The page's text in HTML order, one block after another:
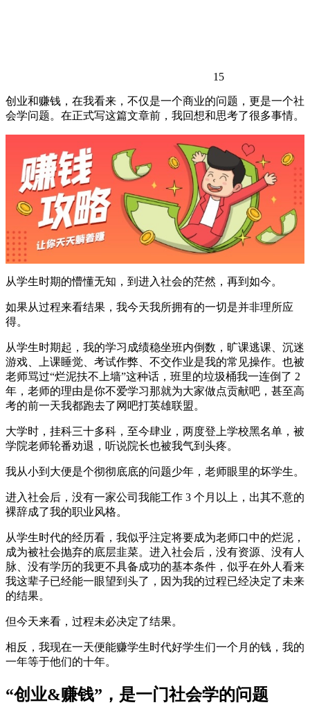
15
创业和赚钱，在我看来，不仅是一个商业的问题，更是一个社
会学问题。在正式写这篇文章前，我回想和思考了很多事情。
从学生时期的懵懂无知，到进入社会的茫然，再到如今。
如果从过程来看结果，我今天我所拥有的一切是并非理所应
得。
从学生时期起，我的学习成绩稳坐班内倒数，旷课逃课、沉迷
游戏、上课睡觉、考试作弊、不交作业是我的常见操作。也被
老师骂过“烂泥扶不上墙”这种话，班里的垃圾桶我一连倒了 2
年，老师的理由是你不爱学习那就为大家做点贡献吧，甚至高
考的前一天我都跑去了网吧打英雄联盟。
大学时，挂科三十多科，至今肆业，两度登上学校黑名单，被
学院老师轮番劝退，听说院长也被我气到头疼。
我从小到大便是个彻彻底底的问题少年，老师眼里的坏学生。
进入社会后，没有一家公司我能工作 3 个月以上，出其不意的
裸辞成了我的职业风格。
从学生时代的经历看，我似乎注定将要成为老师口中的烂泥，
成为被社会抛弃的底层韭菜。进入社会后，没有资源、没有人
脉、没有学历的我更不具备成功的基本条件，似乎在外人看来
我这辈子已经能一眼望到头了，因为我的过程已经决定了未来
的结果。
但今天来看，过程未必决定了结果。
相反，我现在一天便能赚学生时代好学生们一个月的钱，我的
一年等于他们的十年。
“创业&赚钱”，是一门社会学的问题